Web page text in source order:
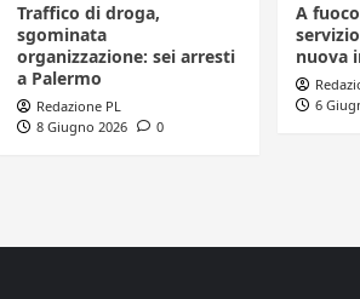
Traffico di droga,
sgominata
organizzazione: sei arresti
a Palermo
Redazione PL
8 Giugno 2026
0
A
nuova
6